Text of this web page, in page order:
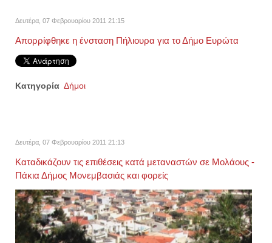
Δευτέρα, 07 Φεβρουαρίου 2011 21:15
Απορρίφθηκε η ένσταση Πήλιουρα για το Δήμο Ευρώτα
Κατηγορία Δήμοι
Δευτέρα, 07 Φεβρουαρίου 2011 21:13
Καταδικάζουν τις επιθέσεις κατά μεταναστών σε Μολάους -
Πάκια Δήμος Μονεμβασιάς και φορείς